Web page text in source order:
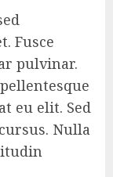
Fusce
pulvinar.
eu elit. Sed
Nulla